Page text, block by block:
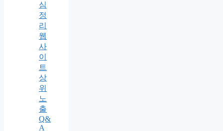
심
정
리
웹
사
이
트
상
위
노
출
Q&
A